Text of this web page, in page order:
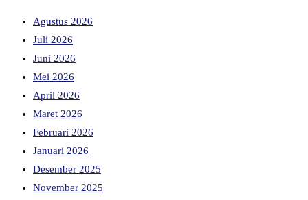
Agustus 2026
Juli 2026
Juni 2026
Mei 2026
April 2026
Maret 2026
Februari 2026
Januari 2026
Desember 2025
November 2025